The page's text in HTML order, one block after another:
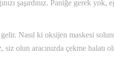
şaşırdınız. Paniğe gerek yok,
Nasıl ki oksijen maskesi
siz olun aracınızda çekme halatı